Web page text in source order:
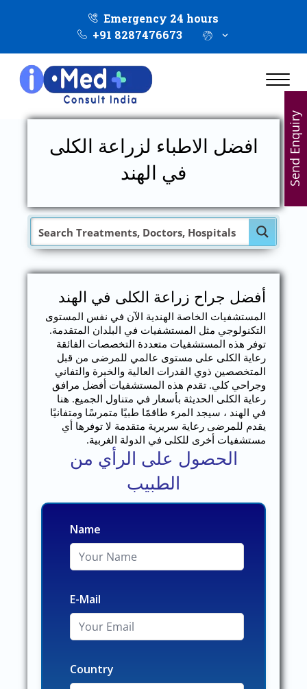
Emergency 24 hours
+91 8287476673
افضل الاطباء لزراعة الكلى
في الهند
أفضل جراح زراعة الكلى في الهند
المستشفيات الخاصة الهندية الآن في نفس المستوى
التكنولوجي مثل المستشفيات في البلدان المتقدمة.
توفر هذه المستشفيات متعددة التخصصات الفائقة
رعاية الكلى على مستوى عالمي للمرضى من قبل
المتخصصين ذوي القدرات العالية والخبرة والتفاني
وجراحي كلي. تقدم هذه المستشفيات أفضل مرافق
رعاية الكلى الحديثة بأسعار في متناول الجميع. هنا
في الهند ، سيجد المرء طاقمًا طبيًا متمرسًا ومتفانيًا
يقدم للمرضى رعاية سريرية متقدمة لا توفرها أي
مستشفيات أخرى للكلى في الدولة الغربية.
الحصول على الرأي من
الطبيب
Name
E-Mail
Country
Send Enquiry